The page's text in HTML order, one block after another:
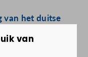
van
van het duitse
hoog bij 46.4